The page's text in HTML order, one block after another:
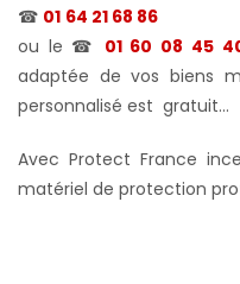
☎ 01 64 21 68 86
ou le ☎ 01 60 08 45
adaptée de vos biens
personnalisé est gratuit...
Avec Protect France
matériel de protection